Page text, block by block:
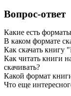
Вопрос-ответ
Какие есть
В каком формате
Как скачать
Как читать книги
скачивать?
Какой формат
Что еще